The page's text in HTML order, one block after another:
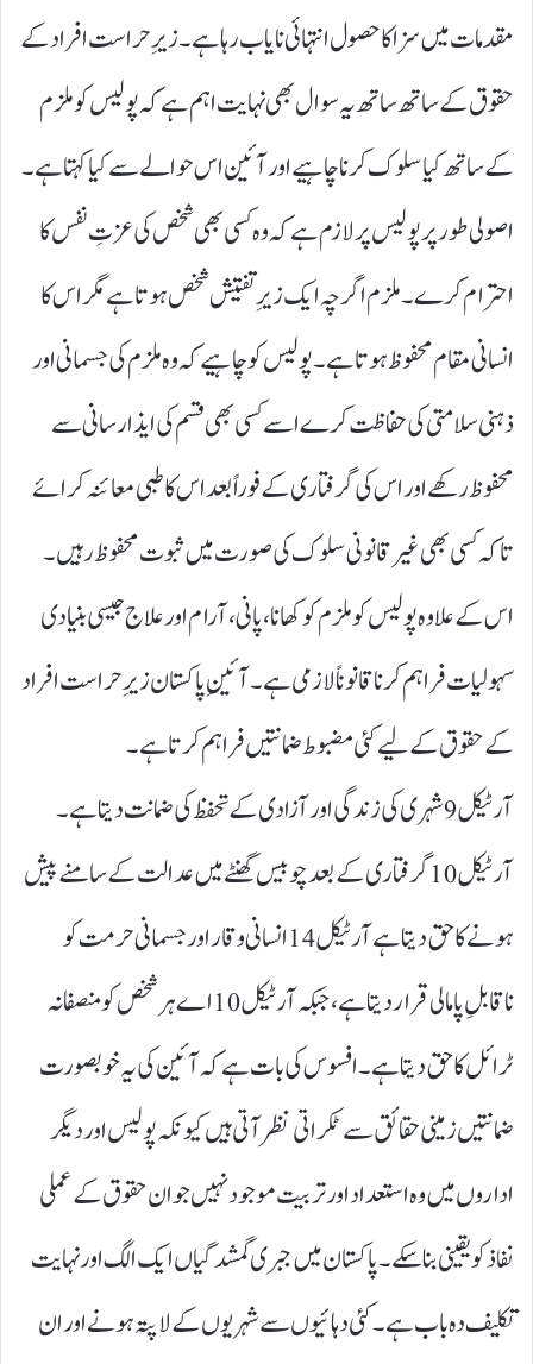
مقدمات میں سزا کا حصول انتہائی نایاب رہا ہے۔ زیرِ حراست افراد کے
حقوق کے ساتھ ساتھ یہ سوال بھی نہایت اہم ہے کہ پولیس کو ملزم
کے ساتھ کیا سلوک کرنا چاہیے اور آئین اس حوالے سے کیا کہتا ہے۔
اصولی طور پر پولیس پر لازم ہے کہ وہ کسی بھی شخص کی عزتِ نفس کا
احترام کرے۔ ملزم اگرچہ ایک زیرِ تفتیش شخص ہوتا ہے مگر اس کا
انسانی مقام محفوظ ہوتا ہے۔ پولیس کو چاہیے کہ وہ ملزم کی جسمانی اور
ذہنی سلامتی کی حفاظت کرے اسے کسی بھی قسم کی ایذا رسانی سے
محفوظ رکھے اور اس کی گرفتاری کے فوراً بعد اس کا طبی معائنہ کرائے
تاکہ کسی بھی غیر قانونی سلوک کی صورت میں ثبوت محفوظ رہیں۔
اس کے علاوہ پولیس کو ملزم کو کھانا، پانی، آرام اور علاج جیسی بنیادی
سہولیات فراہم کرنا قانوناً لازمی ہے۔ آئینِ پاکستان زیرِ حراست افراد
کے حقوق کے لیے کئی مضبوط ضمانتیں فراہم کرتا ہے۔
آرٹیکل 9شہری کی زندگی اور آزادی کے تحفظ کی ضمانت دیتا ہے۔
آرٹیکل 10گرفتاری کے بعد چوبیس گھنٹے میں عدالت کے سامنے پیش
ہونے کا حق دیتا ہے آرٹیکل 14انسانی وقار اور جسمانی حرمت کو
ناقابلِ پامالی قرار دیتا ہے، جبکہ آرٹیکل 10اے ہر شخص کو منصفانہ
ٹرائل کا حق دیتا ہے۔ افسوس کی بات ہے کہ آئین کی یہ خوبصورت
ضمانتیں زمینی حقائق سے ٹکراتی نظر آتی ہیں کیونکہ پولیس اور دیگر
اداروں میں وہ استعداد اور تربیت موجود نہیں جو ان حقوق کے عملی
نفاذ کو یقینی بنا سکے۔ پاکستان میں جبری گمشدگیاں ایک الگ اور نہایت
تکلیف دہ باب ہے۔ کئی دہائیوں سے شہریوں کے لاپتہ ہونے اور ان